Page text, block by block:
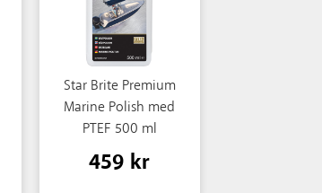
Star Brite Premium
Marine Polish med
PTEF 500 ml
459 kr